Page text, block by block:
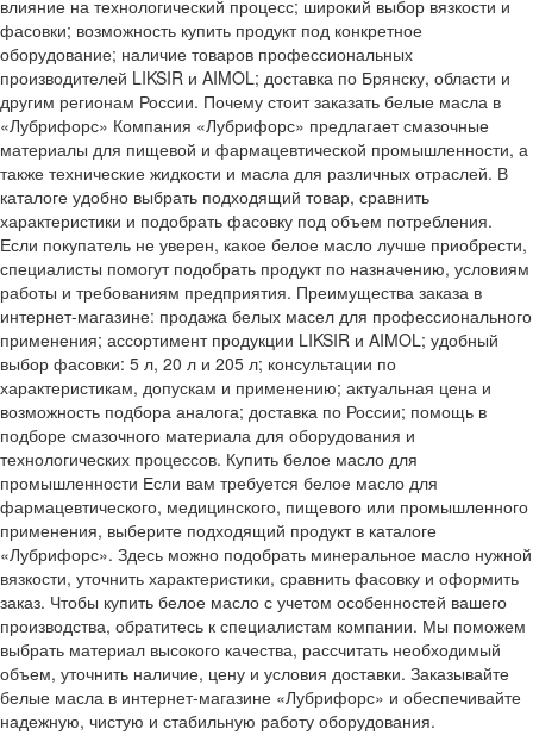
влияние на технологический процесс; широкий выбор вязкости и
фасовки; возможность купить продукт под конкретное
оборудование; наличие товаров профессиональных
производителей LIKSIR и AIMOL; доставка по Брянску, области и
другим регионам России. Почему стоит заказать белые масла в
«Лубрифорс» Компания «Лубрифорс» предлагает смазочные
материалы для пищевой и фармацевтической промышленности, а
также технические жидкости и масла для различных отраслей. В
каталоге удобно выбрать подходящий товар, сравнить
характеристики и подобрать фасовку под объем потребления.
Если покупатель не уверен, какое белое масло лучше приобрести,
специалисты помогут подобрать продукт по назначению, условиям
работы и требованиям предприятия. Преимущества заказа в
интернет-магазине: продажа белых масел для профессионального
применения; ассортимент продукции LIKSIR и AIMOL; удобный
выбор фасовки: 5 л, 20 л и 205 л; консультации по
характеристикам, допускам и применению; актуальная цена и
возможность подбора аналога; доставка по России; помощь в
подборе смазочного материала для оборудования и
технологических процессов. Купить белое масло для
промышленности Если вам требуется белое масло для
фармацевтического, медицинского, пищевого или промышленного
применения, выберите подходящий продукт в каталоге
«Лубрифорс». Здесь можно подобрать минеральное масло нужной
вязкости, уточнить характеристики, сравнить фасовку и оформить
заказ. Чтобы купить белое масло с учетом особенностей вашего
производства, обратитесь к специалистам компании. Мы поможем
выбрать материал высокого качества, рассчитать необходимый
объем, уточнить наличие, цену и условия доставки. Заказывайте
белые масла в интернет-магазине «Лубрифорс» и обеспечивайте
надежную, чистую и стабильную работу оборудования.